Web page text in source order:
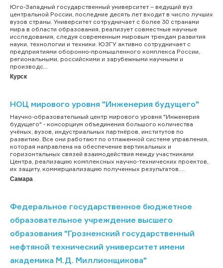
Юго-Западный государственный университет – ведущий вуз
центральной России, последние десять лет входит в число лучших
вузов страны. Университет сотрудничает с более 30 странами
мира в области образования, реализует совместные научные
исследования, следуя современным мировым трендам развития
науки, технологии и техники. ЮЗГУ активно сотрудничает с
предприятиями оборонно-промышленного комплекса России,
региональными, российскими и зарубежными научными и
производс...
Курск
НОЦ мирового уровня "Инженерия будущего"
Научно-образовательный центр мирового уровня "Инженерия
будущего" - консорциум объединения большого количества
учёных, вузов, индустриальных партнёров, институтов по
развитию. Все они работают по отлаженной системе управления,
которая направлена на обеспечение вертикальных и
горизонтальных связей взаимодействия между участниками
Центра, реализацию комплексных научно-технических проектов,
их защиту, коммерциализацию полученных результатов....
Самара
Федеральное государственное бюджетное
образовательное учреждение высшего
образования "Грозненский государственный
нефтяной технический университет имени
академика М.Д. Миллионщикова"